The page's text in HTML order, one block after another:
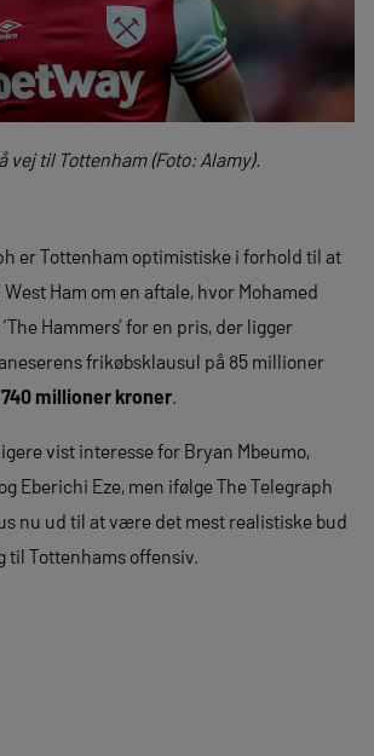
vej til Tottenham (Foto: Alamy).
er Tottenham optimistiske i forhold til at
Ham om en aftale, hvor Mohamed
Hammers’ for en pris, der ligger
frikøbsklausul på 85 millioner
740 millioner kroner.
vist interesse for Bryan Mbeumo,
Eberichi Eze, men ifølge The Telegraph
nu ud til at være det mest realistiske bud
Tottenhams offensiv.